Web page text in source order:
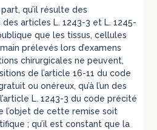
qu’il résulte des
articles L. 1243-3 et L. 1245-
que les tissus, cellules
prélevés lors d’examens
chirurgicales ne peuvent,
de l’article 16-11 du code
ou onéreux, qu’à l’un des
L. 1243-3 du code précité
l’objet de cette remise soit
; qu’il est constant que la